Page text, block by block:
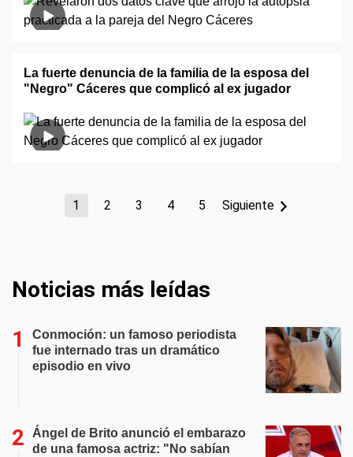
La fuerte denuncia de la familia de la esposa del
"Negro" Cáceres que complicó al ex jugador
1 2 3 4 5 Siguiente
Noticias más leídas
Conmoción: un famoso periodista
fue internado tras un dramático
episodio en vivo
Ángel de Brito anunció el embarazo
de una famosa actriz: "No sabían